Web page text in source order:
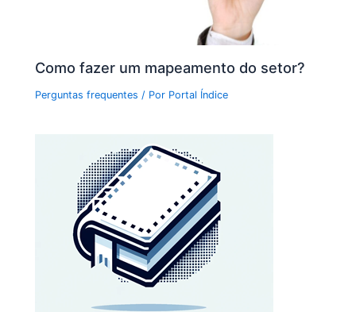
Como fazer um mapeamento do setor?
Perguntas frequentes / Por Portal Índice